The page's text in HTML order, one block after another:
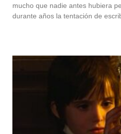
mucho que nadie antes hubiera
durante años la tentación de